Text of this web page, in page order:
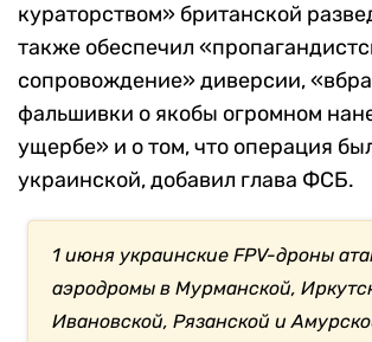
кураторством» британской
также обеспечил
сопровождение» диверсии,
фальшивки о якобы огромном
ущербе» и о том, что операция
украинской, добавил глава ФСБ.
1 июня украинские FPV-дроны
аэродромы в Мурманской,
Ивановской, Рязанской и